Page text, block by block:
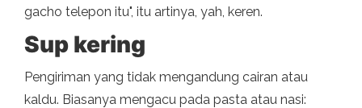
gacho telepon itu", itu artinya, yah, keren.
Sup kering
Pengiriman yang tidak mengandung cairan atau
kaldu. Biasanya mengacu pada pasta atau nasi: